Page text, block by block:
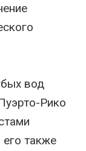
вод
Рико
его также